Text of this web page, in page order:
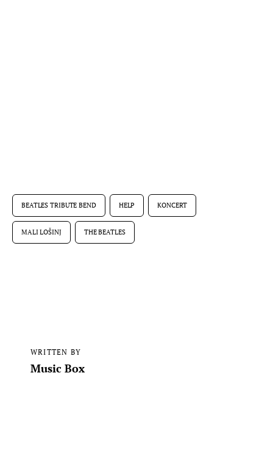
BEATLES TRIBUTE BEND HELP KONCERT
MALI LOŠINJ THE BEATLES
WRITTEN BY
Music Box